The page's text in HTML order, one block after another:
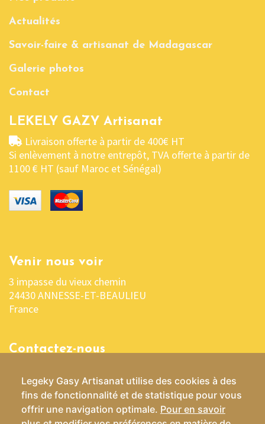
Actualités
Savoir-faire & artisanat de Madagascar
Galerie photos
Contact
LEKELY GAZY Artisanat
Livraison offerte à partir de 400€ HT
Si enlèvement à notre entrepôt, TVA offerte à partir de
1100 € HT (sauf Maroc et Sénégal)
Venir nous voir
3 impasse du vieux chemin
24430 ANNESSE-ET-BEAULIEU
France
Contactez-nous
contact@lekelygasy-artisanat.fr
Legeky Gasy Artisanat utilise des cookies à des
fins de fonctionnalité et de statistique pour vous
offrir une navigation optimale. Pour en savoir